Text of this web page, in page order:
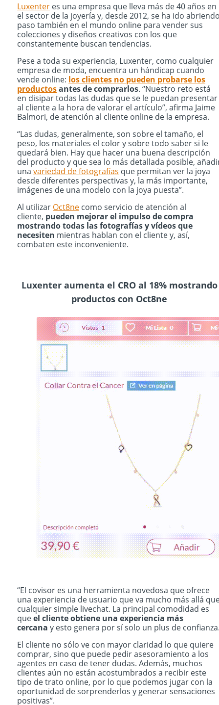
Luxenter es una empresa que lleva más de 40 años en
el sector de la joyería y, desde 2012, se ha ido
paso también en el mundo online para vender sus
colecciones y diseños creativos con los que
constantemente buscan tendencias.
Pese a toda su experiencia, Luxenter, como cualquier
empresa de moda, encuentra un hándicap cuando
vende online: los clientes no pueden probarse los
productosantes de comprarlos. “Nuestro reto está
en disipar todas las dudas que se le puedan presentar
al cliente a la hora de valorar el artículo”, afirma Jaime
Balmori, de atención al cliente online de la empresa.
“Las dudas, generalmente, son sobre el tamaño, el
peso, los materiales el color y sobre todo saber si le
quedará bien. Hay que hacer una buena descripción
del producto y que sea lo más detallada posible,
una variedad de fotografías que permitan ver la joya
desde diferentes perspectivas y, la más importante,
imágenes de una modelo con la joya puesta”.
Al utilizar Oct8ne como servicio de atención al
cliente, pueden mejorar el impulso de compra
mostrando todas las fotografías y vídeos que
necesiten mientras hablan con el cliente y, así,
combaten este inconveniente.
Luxenter aumenta el CRO al 18% mostrando
productos con Oct8ne
“El covisor es una herramienta novedosa que ofrece
una experiencia de usuario que va mucho más allá
cualquier simple livechat. La principal comodidad es
queel cliente obtiene una experiencia más
cercana y esto genera por sí solo un plus de
El cliente no sólo ve con mayor claridad lo que quiere
comprar, sino que puede pedir asesoramiento a los
agentes en caso de tener dudas. Además, muchos
clientes aún no están acostumbrados a recibir este
tipo de trato online, por lo que podemos jugar con la
oportunidad de sorprenderlos y generar sensaciones
positivas”.